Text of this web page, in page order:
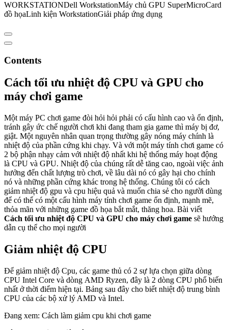
WORKSTATIONDell WorkstationMáy chủ GPU SuperMicroCard
đồ họaLinh kiện WorkstationGiải pháp ứng dụng
Contents
Cách tối ưu nhiệt độ CPU và GPU cho
máy chơi game
Một máy PC chơi game đòi hỏi hỏi phải có cấu hình cao và ổn định,
tránh gây ức chế người chơi khi đang tham gia game thì máy bị đơ,
giật. Một nguyên nhân quan trọng thường gây nóng máy chính là
nhiệt độ của phần cứng khi chạy. Và với một máy tính chơi game có
2 bộ phận nhạy cảm với nhiệt độ nhất khi hệ thống máy hoạt động
là CPU và GPU. Nhiệt độ của chúng rất dễ tăng cao, ngoài việc ảnh
hưởng đến chất lượng trò chơi, về lâu dài nó có gây hại cho chính
nó và những phần cứng khác trong hệ thống. Chúng tôi có cách
giảm nhiệt độ gpu và cpu hiệu quả và muốn chia sẻ cho người dùng
để có thể có một cấu hình máy tính chơi game ổn định, mạnh mẽ,
thỏa mãn với những game đồ họa bắt mắt, thăng hoa. Bài viết
Cách tối ưu nhiệt độ CPU và GPU cho máy chơi game sẽ hướng
dẫn cụ thể cho mọi người
Giảm nhiệt độ CPU
Để giảm nhiệt độ Cpu, các game thủ có 2 sự lựa chọn giữa dòng
CPU Intel Core và dòng AMD Ryzen, đây là 2 dòng CPU phổ biến
nhất ở thời điểm hiện tại. Bảng sau đây cho biết nhiệt độ trung bình
CPU của các bộ xử lý AMD và Intel.
Đang xem: Cách làm giảm cpu khi chơi game